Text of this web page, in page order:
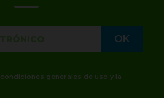
condiciones generales de uso y la